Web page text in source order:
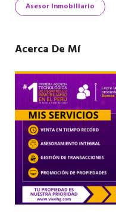
Asesor Inmobiliario
Acerca De Mí